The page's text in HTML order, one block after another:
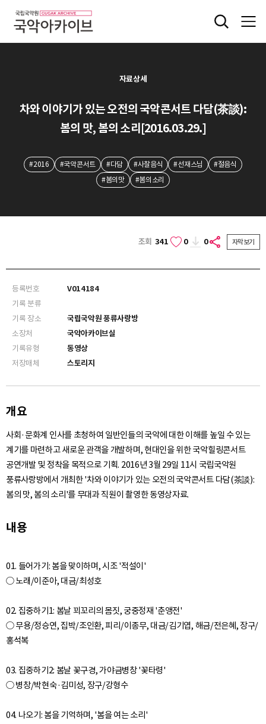
자료상세
차와 이야기가 있는 오전의 국악콘서트 다담(茶談):
봄의 맛, 봄의 소리[2016.03.29.]
#2016 #국악콘서트 #다담 #사찰음식 #선재스님
#절음식
#봄의맛
#봄의소리
조회 341 0 0 자막보기
등록번호
V014184
기록 분류
기록 장소
국립국악원 풍류사랑방
소장처
국악아카이브실
기록유형
동영상
저장매체
스토리지
개요
사회·문화계 인사를 초청하여 일반인들의 국악에 대한 이해를 높일 수 있는
계기를 마련하고 새로운 관객을 개발하며, 현대인을 위한 국악힐링콘서트
공연개발 및 정착을 목적으로 기획. 2016년 3월 29일 11시 국립국악원
풍류사랑방에서 개최한 '차와 이야기가 있는 오전의 국악콘서트 다담(茶談):
봄의 맛, 봄의 소리'를 무대과 직원이 촬영한 동영상자료.
내용
01. 들어가기: 봄을 맞이하며, 시조 '적설이'
○ 노래/이준아, 대금/최성호
02. 집중하기1: 봄날 꾀꼬리의 몸짓, 궁중정재 '춘앵전'
○ 무용/정승연, 집박/조인환, 피리/이종무, 대금/김기엽, 해금/전은혜, 장구/
홍석복
03. 집중하기2: 봄날 꽃구경, 가야금병창 '꽃타령'
○ 병창/박현숙·김미성, 장구/강형수
04. 나오기: 봄을 기억하며, '봄을 여는 소리'